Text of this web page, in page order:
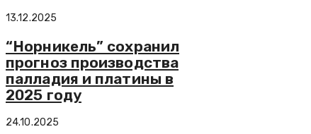
13.12.2025
“Норникель” сохранил
прогноз производства
палладия и платины в
2025 году
24.10.2025